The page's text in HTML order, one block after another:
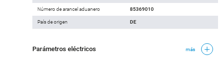
Número de arancel aduanero 85369010
País de origen DE
Parámetros eléctricos más